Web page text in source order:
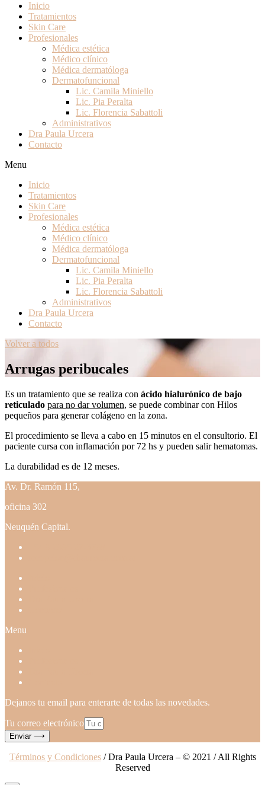
Inicio
Tratamientos
Skin Care
Profesionales
Médica estética
Médico clínico
Médica dermatóloga
Dermatofuncional
Lic. Camila Miniello
Lic. Pia Peralta
Lic. Florencia Sabattoli
Administrativos
Dra Paula Urcera
Contacto
Menu
Inicio
Tratamientos
Skin Care
Profesionales
Médica estética
Médico clínico
Médica dermatóloga
Dermatofuncional
Lic. Camila Miniello
Lic. Pia Peralta
Lic. Florencia Sabattoli
Administrativos
Dra Paula Urcera
Contacto
Volver a todos
Arrugas peribucales
Es un tratamiento que se realiza con ácido hialurónico de bajo
reticulado para no dar volumen, se puede combinar con Hilos
pequeños para generar colágeno en la zona.
El procedimiento se lleva a cabo en 15 minutos en el consultorio. El
paciente cursa con inflamación por 72 hs y pueden salir hematomas.
La durabilidad es de 12 meses.
Av. Dr. Ramón 115,
oficina 302
Neuquén Capital.
Menu
Dejanos tu email para enterarte de todas las novedades.
Tu correo electrónico
Enviar ⟶
Términos y Condiciones/ Dra Paula Urcera – © 2021 / All Rights
Reserved